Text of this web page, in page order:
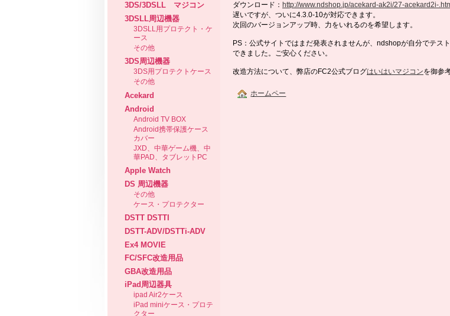
3DS/3DSLL マジコン
3DSLL周辺機器
3DSLL用プロテクト・ケ
ース
その他
3DS周辺機器
3DS用プロテクトケース
その他
Acekard
Android
Android TV BOX
Android携帯保護ケース
カバー
JXD、中華ゲーム機、中
華PAD、タブレットPC
Apple Watch
DS 周辺機器
その他
ケース・プロテクター
DSTT DSTTI
DSTT-ADV/DSTTi-ADV
Ex4 MOVIE
FC/SFC改造用品
GBA改造用品
iPad周辺器具
ipad Air2ケース
iPad miniケース・プロテ
クター
ダウンロード： http://www.ndshop.jp/acekard-ak2i/27-acekard2i-
遅いですが、ついに4.3.0-10が対応できます。
次回のバージョンアップ時、力をいれるのを希望します。
PS：公式サイトではまだ発表されませんが、ndshopが自分でテス
できました。ご安心ください。
改造方法について、弊店のFC2公式ブログはいはいマジコンを御参
ホームペー